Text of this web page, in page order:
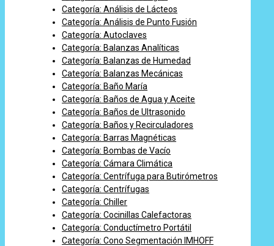
Categoría: Análisis de Lácteos
Categoría: Análisis de Punto Fusión
Categoría: Autoclaves
Categoría: Balanzas Analíticas
Categoría: Balanzas de Humedad
Categoría: Balanzas Mecánicas
Categoría: Baño María
Categoría: Baños de Agua y Aceite
Categoría: Baños de Ultrasonido
Categoría: Baños y Recirculadores
Categoría: Barras Magnéticas
Categoría: Bombas de Vacío
Categoría: Cámara Climática
Categoría: Centrífuga para Butirómetros
Categoría: Centrífugas
Categoría: Chiller
Categoría: Cocinillas Calefactoras
Categoría: Conductímetro Portátil
Categoría: Cono Segmentación IMHOFF